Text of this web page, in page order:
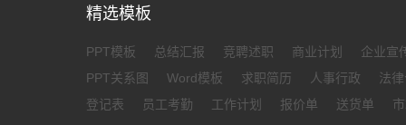
精选模板
PPT模板 总结汇报 竞聘述职 商业计划
企业宣
PPT关系图
Word模板 求职简历 人事行政
法
登记表
员工考勤 工作计划 报价单 送货单